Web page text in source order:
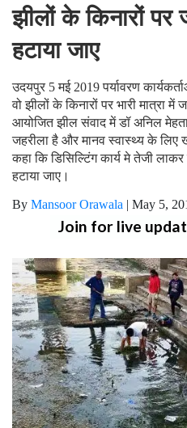
झीलों के किनारों
हटाया जाए
उदयपुर 5 मई 2019 पर्यावरण
वो झीलों के किनारों पर भारी मात्रा
आयोजित झील संवाद में डॉ अनिल
जहरीला है और मानव स्वास्थ्य के
कहा कि डिसिल्टिंग कार्य मे तेजी
हटाया जाए।
By Mansoor Orawala | May 5,
Join for live